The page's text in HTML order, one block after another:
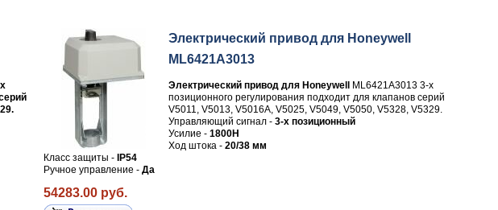
Электрический привод для Honeywell
ML6421A3013
Электрический привод для Honeywell
ML6421A3013 3-х
позиционного регулирования подходит для клапанов серий
V5011, V5013, V5016A, V5025, V5049, V5050, V5328, V5329.
Управляющий сигнал -3-х позиционный
Усилие - 1800Н
Ход штока - 20/38 мм
Класс защиты -IP54
Ручное управление - Да
54283.00 руб.